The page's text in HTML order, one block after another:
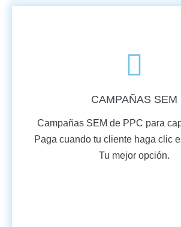
CAMPAÑAS SEM
Campañas SEM de PPC para
Paga cuando tu cliente haga clic
Tu mejor opción.